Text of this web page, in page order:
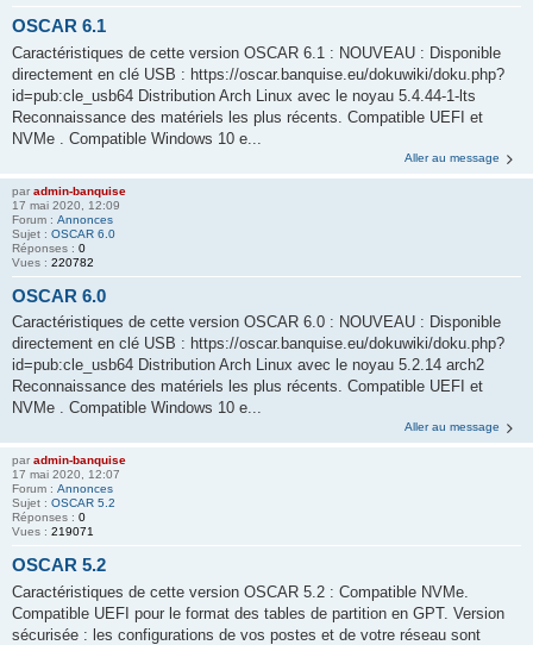
OSCAR 6.1
Caractéristiques de cette version OSCAR 6.1 : NOUVEAU : Disponible
directement en clé USB : https://oscar.banquise.eu/dokuwiki/doku.php?
id=pub:cle_usb64 Distribution Arch Linux avec le noyau 5.4.44-1-lts
Reconnaissance des matériels les plus récents. Compatible UEFI et
NVMe . Compatible Windows 10 e...
Aller au message
par admin-banquise
17 mai 2020, 12:09
Forum : Annonces
Sujet : OSCAR 6.0
Réponses : 0
Vues : 220782
OSCAR 6.0
Caractéristiques de cette version OSCAR 6.0 : NOUVEAU : Disponible
directement en clé USB : https://oscar.banquise.eu/dokuwiki/doku.php?
id=pub:cle_usb64 Distribution Arch Linux avec le noyau 5.2.14 arch2
Reconnaissance des matériels les plus récents. Compatible UEFI et
NVMe . Compatible Windows 10 e...
Aller au message
par admin-banquise
17 mai 2020, 12:07
Forum : Annonces
Sujet : OSCAR 5.2
Réponses : 0
Vues : 219071
OSCAR 5.2
Caractéristiques de cette version OSCAR 5.2 : Compatible NVMe.
Compatible UEFI pour le format des tables de partition en GPT. Version
sécurisée : les configurations de vos postes et de votre réseau sont